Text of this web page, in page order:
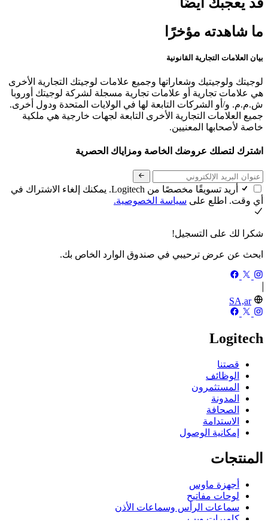
ما شاهدته مؤخرًا
بيان العلامات التجارية القانونية
لوجيتك ولوجيتيك وشعاراتها وجميع علامات لوجيتك التجارية الأخرى
هي علامات تجارية أو علامات تجارية مسجلة لشركة لوجيتك أوروبا
ش.م.م. و/أو الشركات التابعة لها في الولايات المتحدة ودول أخرى.
جميع العلامات التجارية الأخرى التابعة لجهات خارجية هي ملكية
خاصة لأصحابها المعنيين.
اشترك لتصلك عروضك الخاصة ومزاياك الحصرية
أريد تسويقًا مخصصًا من Logitech. يمكنك إلغاء الاشتراك في
أي وقت. اطلع على سياسة الخصوصية.
شكرا لك على التسجيل!
ابحث عن عرض ترحيبي في صندوق الوارد الخاص بك.
SA,ar
Logitech
قصتنا
الوظائف
المستثمرون
المدونة
الصحافة
الاستدامة
إمكانية الوصول
المنتجات
أجهزة ماوس
لوحات مفاتيح
سماعات الرأس وسماعات الأذن
كاميرات ويب